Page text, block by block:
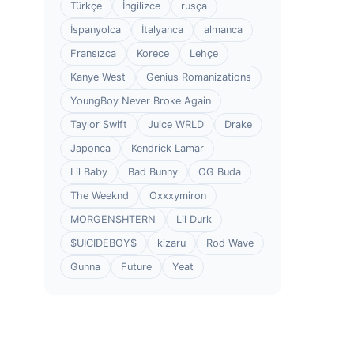
Türkçe İngilizce
rusça
İspanyolca
İtalyanca
almanca
Fransızca
Korece
Lehçe
Kanye West
Genius Romanizations
YoungBoy Never Broke Again
Taylor Swift
Juice WRLD
Drake
Japonca
Kendrick Lamar
Lil Baby
Bad Bunny
OG Buda
The Weeknd
Oxxxymiron
MORGENSHTERN
Lil Durk
$UICIDEBOY$
kizaru
Rod Wave
Gunna
Future Yeat